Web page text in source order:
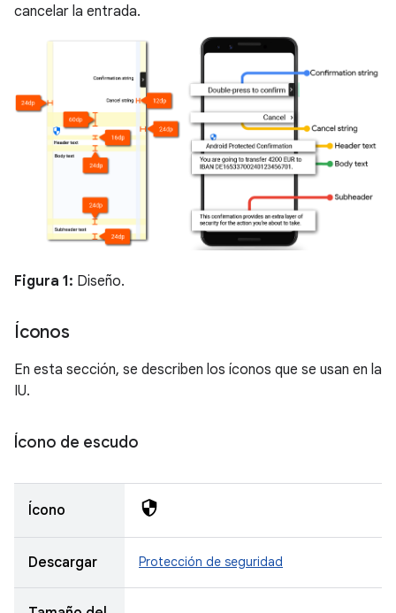
cancelar la entrada.
Figura 1: Diseño.
Íconos
En esta sección, se describen los íconos que se usan en la
IU.
Ícono de escudo
Ícono
Descargar Protección de seguridad